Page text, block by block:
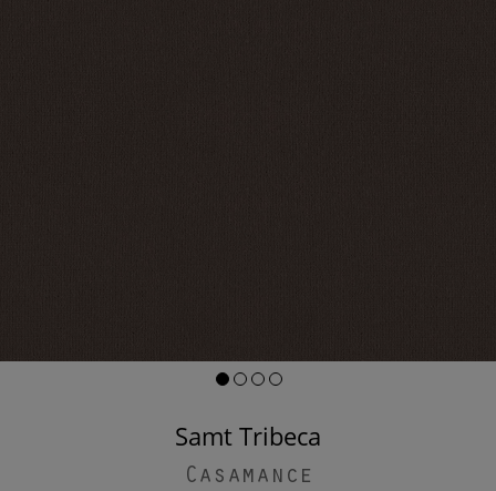
Samt Tribeca
Casamance